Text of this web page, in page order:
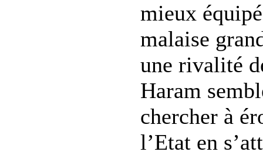
mieux
malaise
une rivalité
Haram
chercher à
l’Etat en